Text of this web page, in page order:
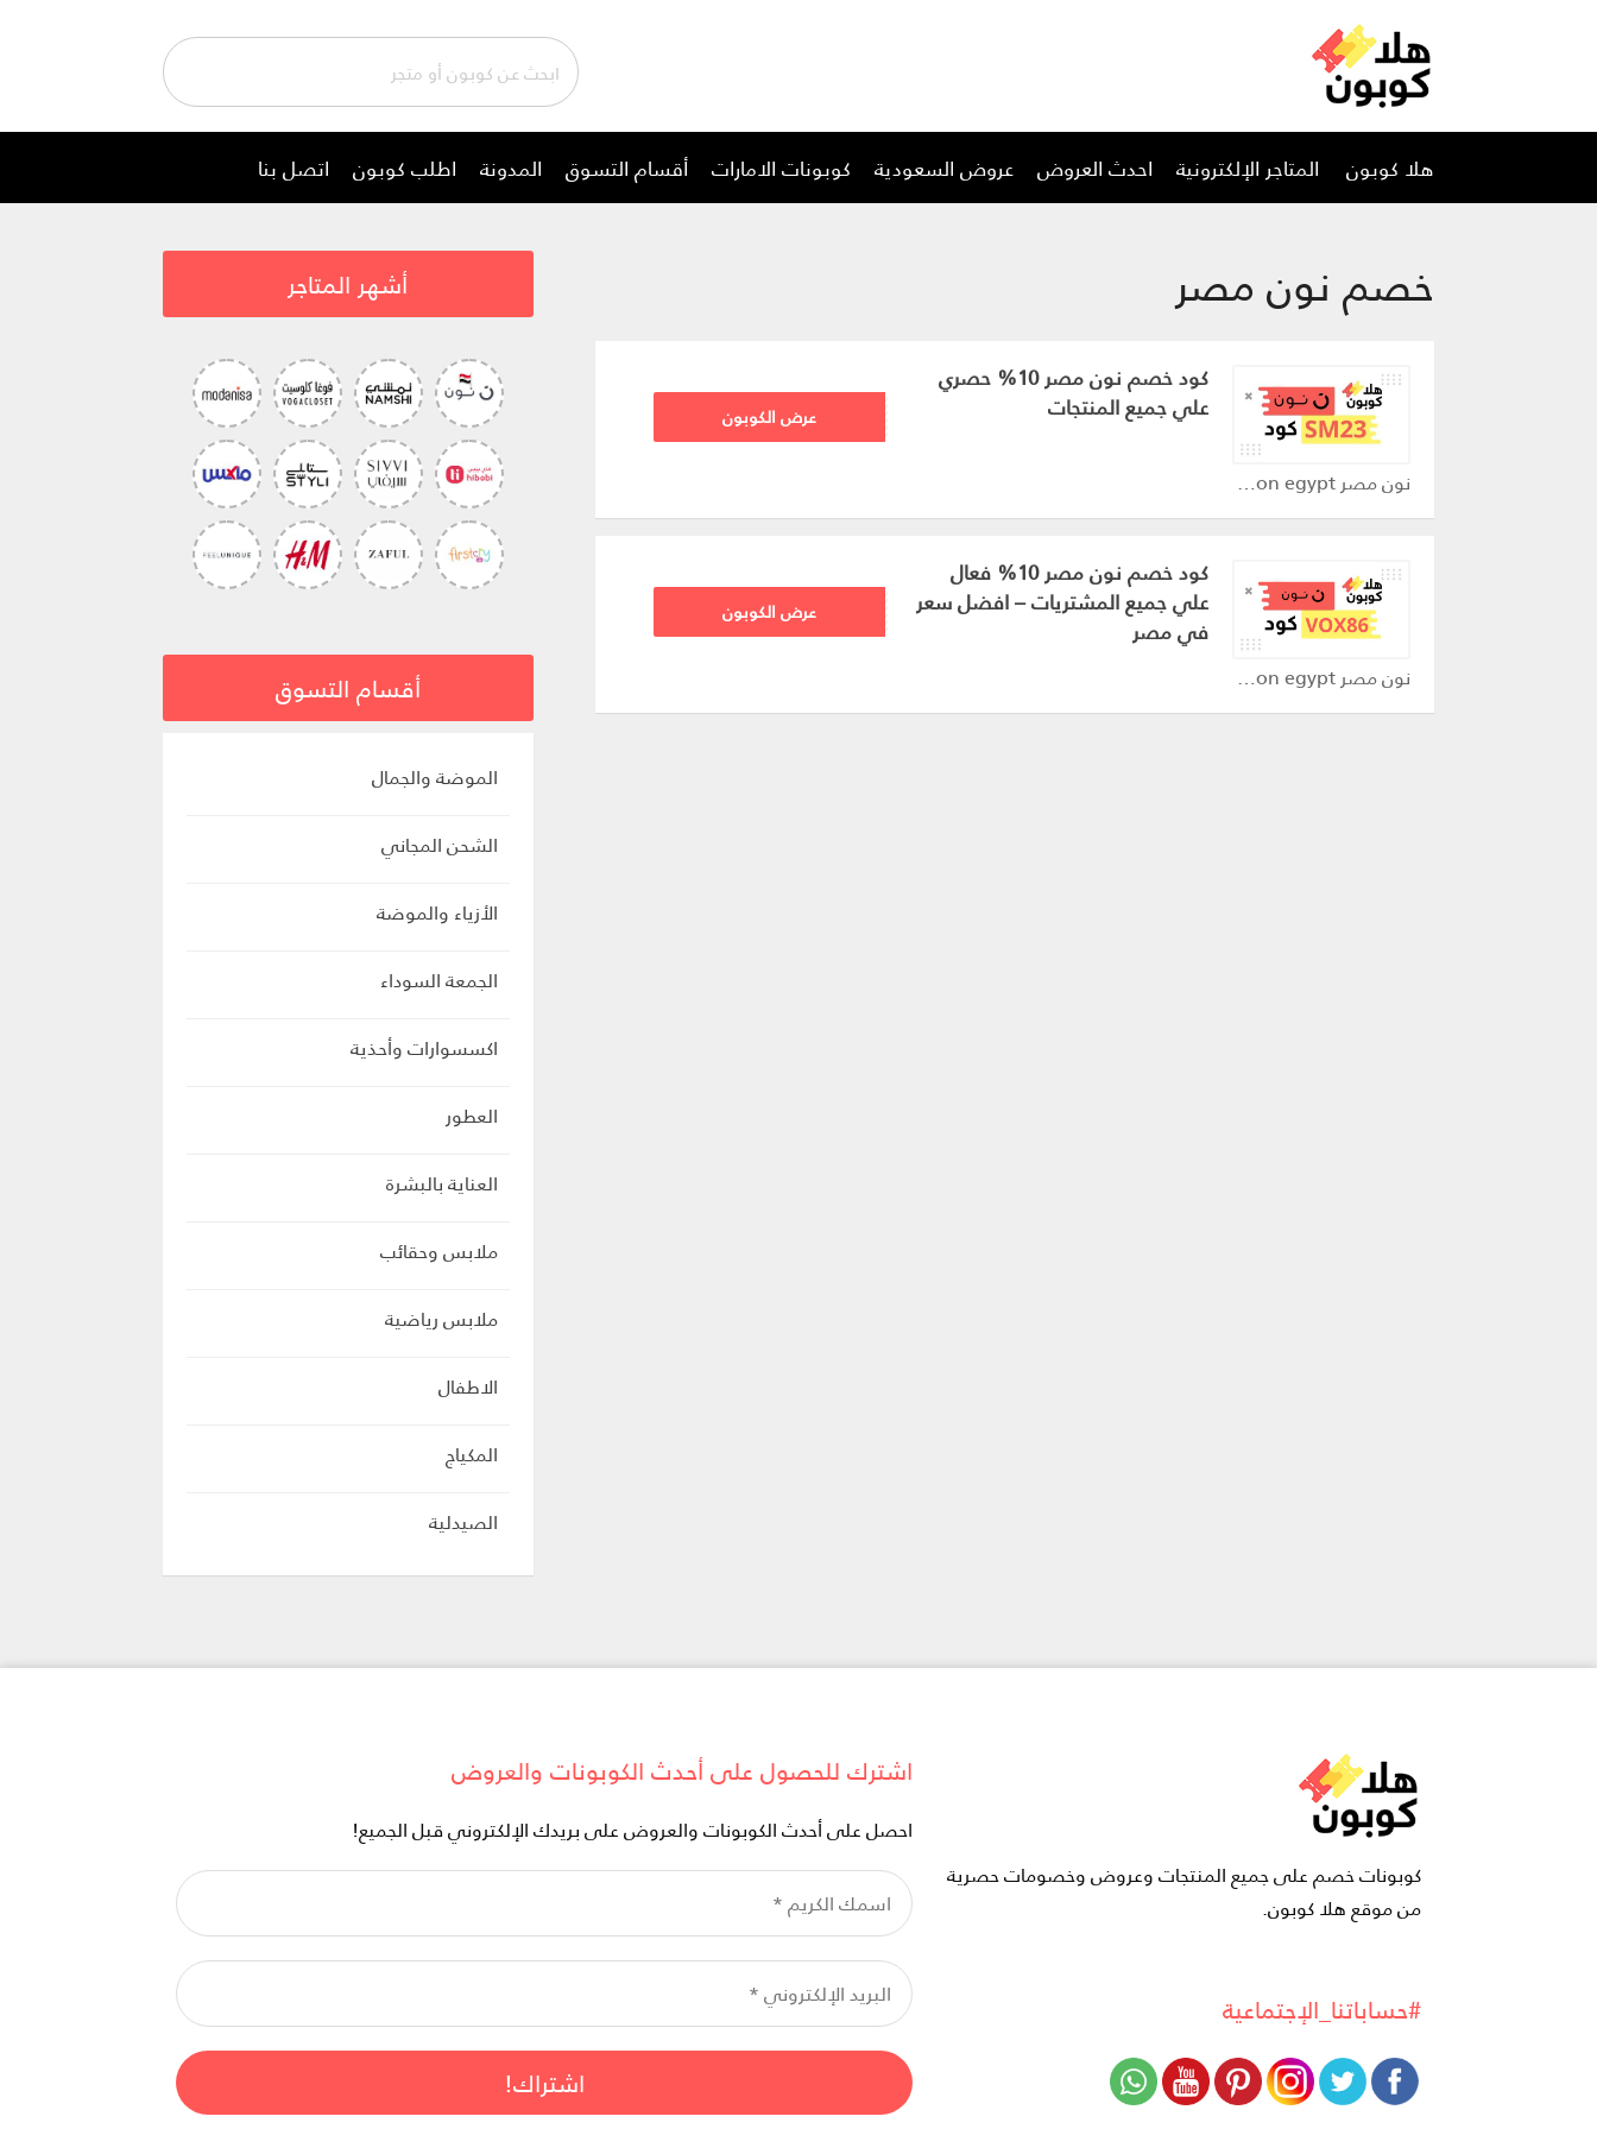
إلى
هلا كوبون المتاجر الإلكترونية احدث العروض عروض السعودية كوبونات الامارات أقسام التسوق المدونة اطلب كوبون اتصل بنا
خصم نون مصر
نون مصر noon egypt كوبون
كود خصم نون مصر 10% حصري
علي جميع المنتجات عرض الكوبون
نون مصر noon egypt كوبون
كود خصم نون مصر 10% فعال
علي جميع المشتريات – افضل سعر
في مصر VOX86عرض الكوبون
أشهر المتاجر
أقسام التسوق
الموضة والجمال
الشحن المجاني
الأزياء والموضة
الجمعة السوداء
اكسسوارات وأحذية
العطور
العناية بالبشرة
ملابس وحقائب
ملابس رياضية
الاطفال
المكياج
الصيدلية
كوبونات خصم على جميع المنتجات وعروض وخصومات حصرية
من موقع هلا كوبون.
#حساباتنا_الإجتماعية
اشترك للحصول على أحدث الكوبونات والعروض
احصل على أحدث الكوبونات والعروض على بريدك الإلكتروني قبل الجميع!
الكريم
الإلكتروني